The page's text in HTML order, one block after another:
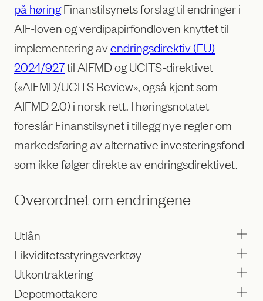
på høringFinanstilsynets forslag til endringer i
AIF-loven og verdipapirfondloven knyttet til
implementering avendringsdirektiv (EU)
2024/927til AIFMD og UCITS-direktivet
(«AIFMD/UCITS Review», også kjent som
AIFMD 2.0) i norsk rett. I høringsnotatet
foreslår Finanstilsynet i tillegg nye regler om
markedsføring av alternative investeringsfond
som ikke følger direkte av endringsdirektivet.
Overordnet om endringene
Utlån
Likviditetsstyringsverktøy
Utkontraktering
Depotmottakere